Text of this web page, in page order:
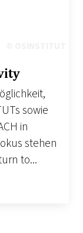
sowie
in
stehen
to...